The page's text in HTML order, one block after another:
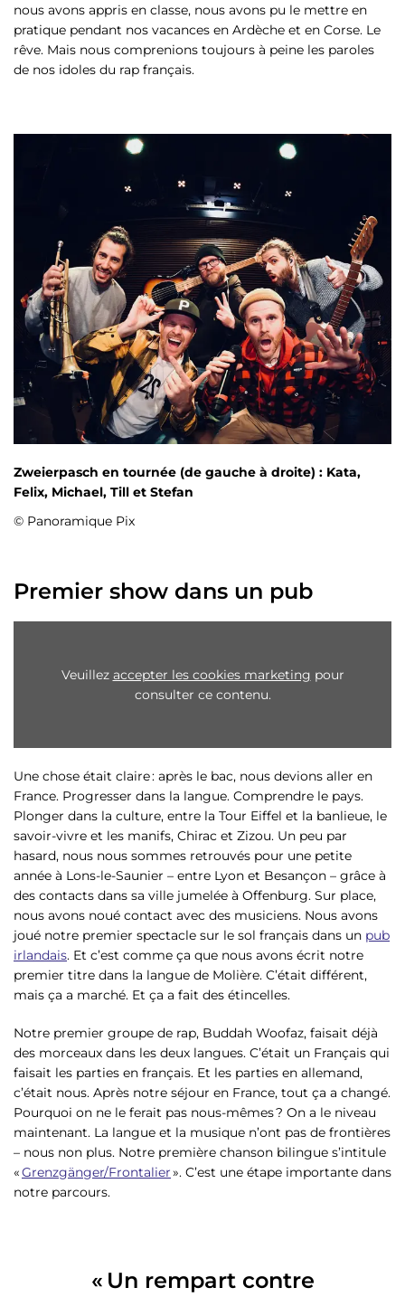
nous avons appris en classe, nous avons pu le mettre en
pratique pendant nos vacances en Ardèche et en Corse. Le
rêve. Mais nous comprenions toujours à peine les paroles
de nos idoles du rap français.
Zweierpasch en tournée (de gauche à droite) : Kata,
Felix, Michael, Till et Stefan
© Panoramique Pix
Premier show dans un pub
Veuillez accepter les cookies marketing pour
consulter ce contenu.
Une chose était claire : après le bac, nous devions aller en
France. Progresser dans la langue. Comprendre le pays.
Plonger dans la culture, entre la Tour Eiffel et la banlieue, le
savoir-vivre et les manifs, Chirac et Zizou. Un peu par
hasard, nous nous sommes retrouvés pour une petite
année à Lons-le-Saunier – entre Lyon et Besançon – grâce à
des contacts dans sa ville jumelée à Offenburg. Sur place,
nous avons noué contact avec des musiciens. Nous avons
joué notre premier spectacle sur le sol français dans un pub
irlandais. Et c’est comme ça que nous avons écrit notre
premier titre dans la langue de Molière. C’était différent,
mais ça a marché. Et ça a fait des étincelles.
Notre premier groupe de rap, Buddah Woofaz, faisait déjà
des morceaux dans les deux langues. C’était un Français qui
faisait les parties en français. Et les parties en allemand,
c’était nous. Après notre séjour en France, tout ça a changé.
Pourquoi on ne le ferait pas nous-mêmes ? On a le niveau
maintenant. La langue et la musique n’ont pas de frontières
– nous non plus. Notre première chanson bilingue s’intitule
«Grenzgänger/Frontalier». C’est une étape importante dans
notre parcours.
« Un rempart contre